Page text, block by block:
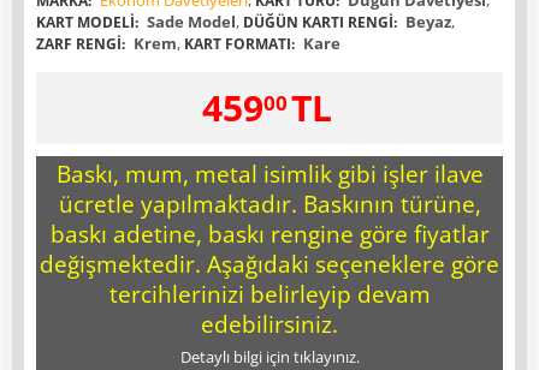
KART MODELI: Sade Model, DÜĞÜN KARTI RENGI: Beyaz,
ZARF RENGI: Krem, KART FORMATI: Kare
45900TL
Baskı, mum, metal isimlik gibi işler ilave
ücretle yapılmaktadır. Baskının türüne,
baskı adetine, baskı rengine göre fiyatlar
değişmektedir. Aşağıdaki seçeneklere göre
tercihlerinizi belirleyip devam
edebilirsiniz.
Detaylı bilgi için tıklayınız.